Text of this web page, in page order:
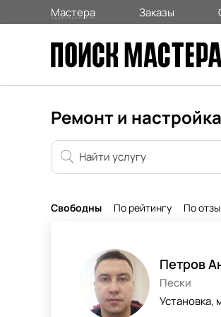
Мастера Заказы
Ремонт и
Свободны По рейтингу По
Петров
Пески
Установка,